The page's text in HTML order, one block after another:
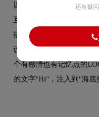
以在心里念出来，像海底
互动的元素。其次，每个
搭肩的筷子，"i"像辣椒一
设计呈现年轻化表达，无
个有感情也有记忆点的
的文字"Hi"，注入到"海底
还有疑